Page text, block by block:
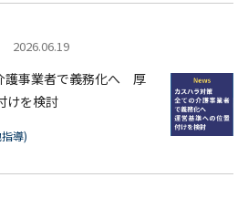
2026.06.19
護事業者で義務化へ 厚
けを検討
導)